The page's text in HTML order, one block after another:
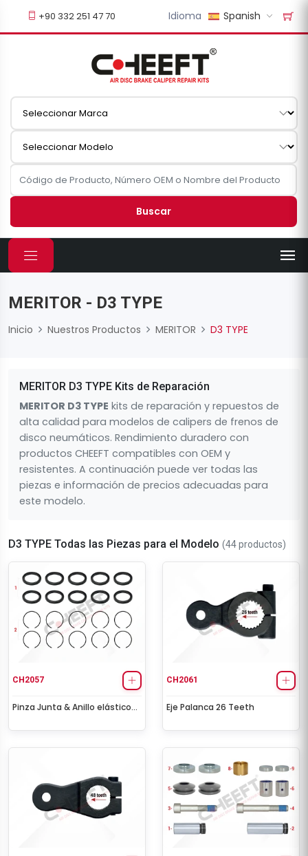
+90 332 251 47 70 Idioma Spanish
Buscar
MERITOR - D3 TYPE
Inicio Nuestros Productos MERITOR D3 TYPE
MERITOR D3 TYPE Kits de Reparación
MERITOR D3 TYPE kits de reparación y repuestos de
alta calidad para modelos de calipers de frenos de
disco neumáticos. Rendimiento duradero con
productos CHEEFT compatibles con OEM y
resistentes. A continuación puede ver todas las
piezas e información de precios adecuadas para
este modelo.
D3 TYPE Todas las Piezas para el Modelo (44 productos)
CH2057
Pinza Junta & Anillo elástico
CH2061
Eje Palanca 26 Teeth